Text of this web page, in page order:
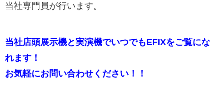
当社専門員が行います。
当社店頭展示機と実演機でいつでもEFIXをご覧にな
れます！
お気軽にお問い合わせください！！